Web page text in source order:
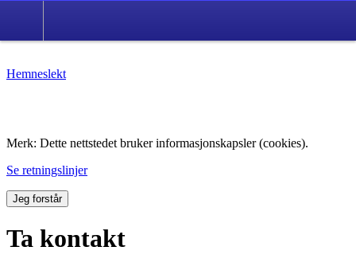
Hemneslekt
Merk: Dette nettstedet bruker informasjonskapsler (cookies).
Se retningslinjer
Jeg forstår
Ta kontakt